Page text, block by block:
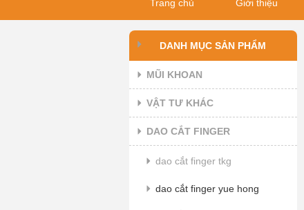
Trang chủ Giới thiệu
DANH MỤC SẢN PHẨM
MŨI KHOAN
VẬT TƯ KHÁC
DAO CẮT FINGER
dao cắt finger tkg
dao cắt finger yue hong